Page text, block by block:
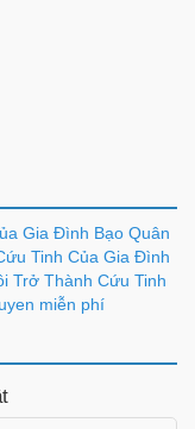
Gia Đình Bạo Quân
Tinh Của Gia Đình
Trở Thành Cứu Tinh
miễn phí